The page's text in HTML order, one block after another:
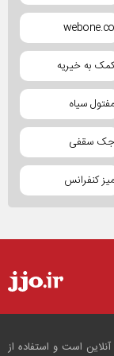
webone.co
به خیریه
مفتول سیاه
جک سقفی
میز کنفرانس
است و استفاده از